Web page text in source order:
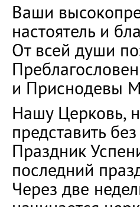
Ваши
настоятель и
От всей души
и Приснодевы
Нашу Церковь,
представить
Праздник
последний
Через две